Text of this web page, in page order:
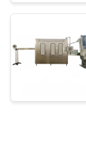
를
구
십